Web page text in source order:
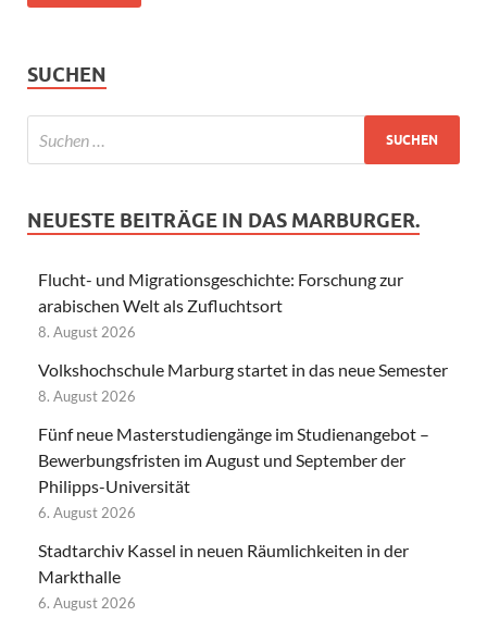
SUCHEN
NEUESTE BEITRÄGE IN DAS MARBURGER.
Flucht- und Migrationsgeschichte: Forschung zur
arabischen Welt als Zufluchtsort
8. August 2026
Volkshochschule Marburg startet in das neue Semester
8. August 2026
Fünf neue Masterstudiengänge im Studienangebot –
Bewerbungsfristen im August und September der
Philipps-Universität
6. August 2026
Stadtarchiv Kassel in neuen Räumlichkeiten in der
Markthalle
6. August 2026